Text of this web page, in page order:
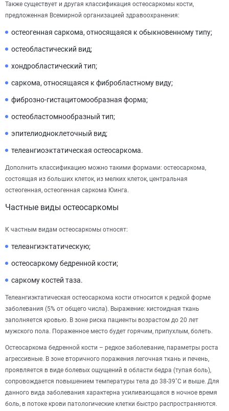
Также существует и другая классификация остеосаркомы кости,
предложенная Всемирной организацией здравоохранения:
остеогенная саркома, относящаяся к обыкновенному типу;
остеобластический вид;
хондробластический тип;
саркома, относящаяся к фибробластному виду;
фиброзно-гистацитомообразная форма;
остеобластомнообразный тип;
эпителиодноклеточный вид;
телеангиоэктатическая остеосаркома.
Дополнить классификацию можно такими формами: остеосаркома,
состоящая из больших клеток, из мелких клеток, центральная
остеогенная, остеогенная саркома Юинга.
Частные виды остеосаркомы
К частным видам остеосаркомы относят:
телеангиэктатическую;
остеосаркому бедренной кости;
саркому костей таза.
Телеангиэктатическая остеосаркома кости относится к редкой форме
заболевания (5% от общего числа). Выражение: кистоидная ткань
заполняется кровью. В зоне риска пациенты возрастом до 20 лет
мужского пола. Пораженное место будет горячим, припухлым, болеть.
Остеосаркома бедренной кости – редкое заболевание, параметры роста
агрессивные. В зоне вторичного поражения легочная ткань и печень,
проявляется в виде болевых ощущений в области бедра (тупая боль),
сопровождается повышением температуры тела до 38-39˚C и выше. Для
данного вида заболевания характерна усиливающаяся в ночное время
боль, в потоке крови патологические клетки быстро распространяются.